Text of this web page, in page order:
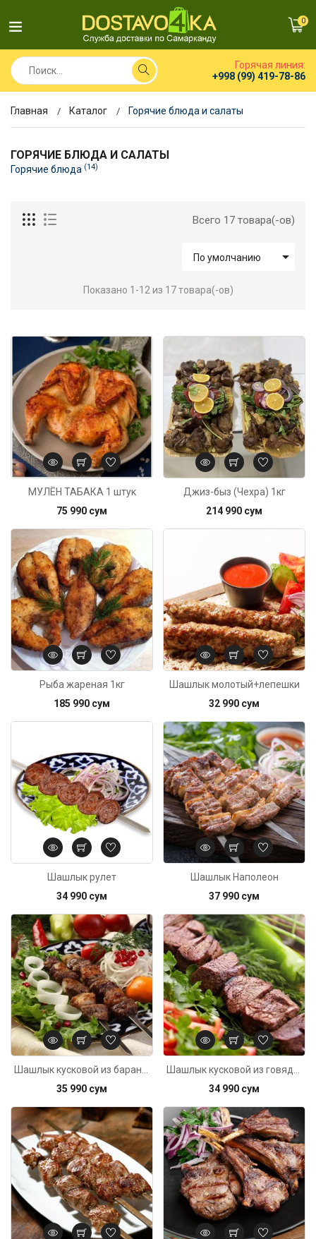
0
Горячая линия:
+998 (99) 419-78-86
Главная Каталог Горячие блюда и салаты
ГОРЯЧИЕ БЛЮДА И САЛАТЫ
Горячие блюда (14)
Всего 17 товара(-ов)
По умолчанию 
Показано 1-12 из 17 товара(-ов)
МУЛЁН ТАБАКА 1 штук
75 990 сум
Код: 6432
Джиз-быз (Чехра) 1кг
214 990 сум
Рыба жареная 1кг
185 990 сум
Код: 6376
Шашлык молотый+лепешки
32 990 сум
Шашлык рулет
34 990 сум
Шашлык Наполеон
37 990 сум
35 990 сум
Код: 6380
34 990 сум
Код: 6382